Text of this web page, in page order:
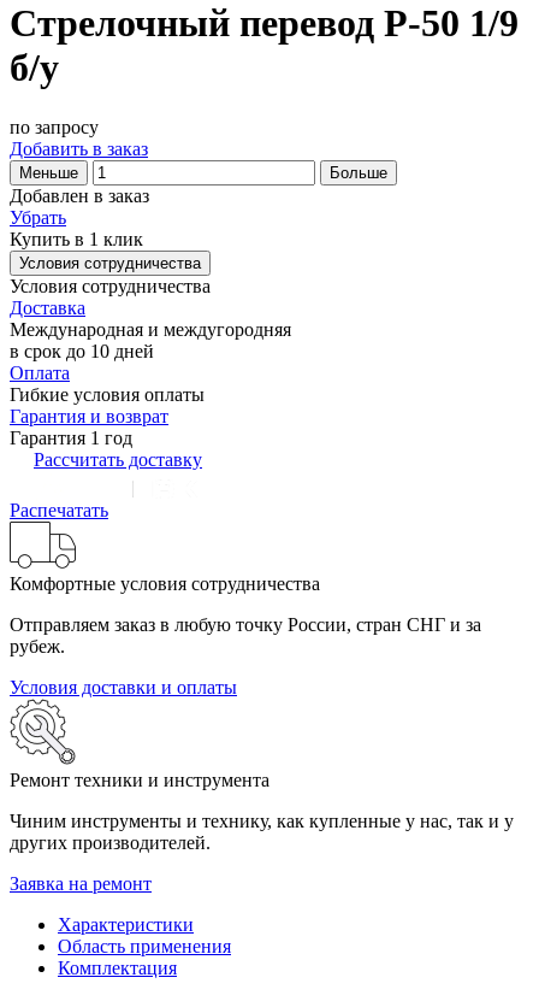
Стрелочный перевод Р-50 1/9
б/у
по запросу
Добавить в заказ
Меньше Больше
Добавлен в заказ
Убрать
Купить в 1 клик
Условия сотрудничества
Условия сотрудничества
Доставка
Международная и междугородняя
в срок до 10 дней
Оплата
Гибкие условия оплаты
Гарантия и возврат
Гарантия 1 год
Рассчитать доставку
Распечатать
Комфортные условия сотрудничества
Отправляем заказ в любую точку России, стран СНГ и за
рубеж.
Условия доставки и оплаты
Ремонт техники и инструмента
Чиним инструменты и технику, как купленные у нас, так и у
других производителей.
Заявка на ремонт
Характеристики
Область применения
Комплектация